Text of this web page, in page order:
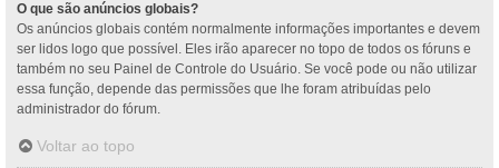
O que são anúncios globais?
Os anúncios globais contém normalmente informações importantes e devem
ser lidos logo que possível. Eles irão aparecer no topo de todos os fóruns e
também no seu Painel de Controle do Usuário. Se você pode ou não utilizar
essa função, depende das permissões que lhe foram atribuídas pelo
administrador do fórum.
Voltar ao topo